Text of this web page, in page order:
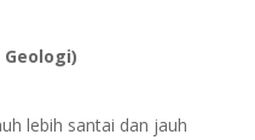
Geologi)
lebih santai dan jauh